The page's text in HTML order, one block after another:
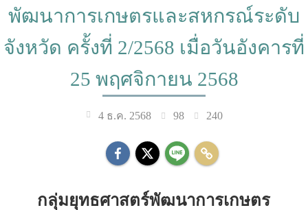
พัฒนาการเกษตรและสหกรณ์ระดับ
จังหวัด ครั้งที่ 2/2568 เมื่อวันอังคารที่
25 พฤศจิกายน 2568
4 ธ.ค. 2568 98 240
กลุ่มยุทธศาสตร์พัฒนาการเกษตร